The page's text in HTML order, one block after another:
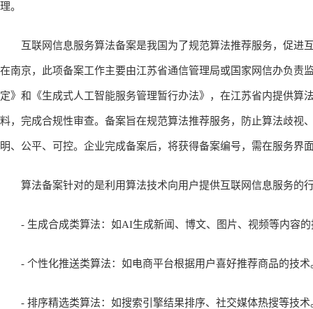
理。
互联网信息服务算法备案是我国为了规范算法推荐服务，促进
在南京，此项备案工作主要由江苏省通信管理局或国家网信办负责
定》和《生成式人工智能服务管理暂行办法》，在江苏省内提供算
料，完成合规性审查。备案旨在规范算法推荐服务，防止算法歧视
明、公平、可控。企业完成备案后，将获得备案编号，需在服务界
算法备案针对的是利用算法技术向用户提供互联网信息服务的
- 生成合成类算法：如AI生成新闻、博文、图片、视频等内容的
- 个性化推送类算法：如电商平台根据用户喜好推荐商品的技术
- 排序精选类算法：如搜索引擎结果排序、社交媒体热搜等技术